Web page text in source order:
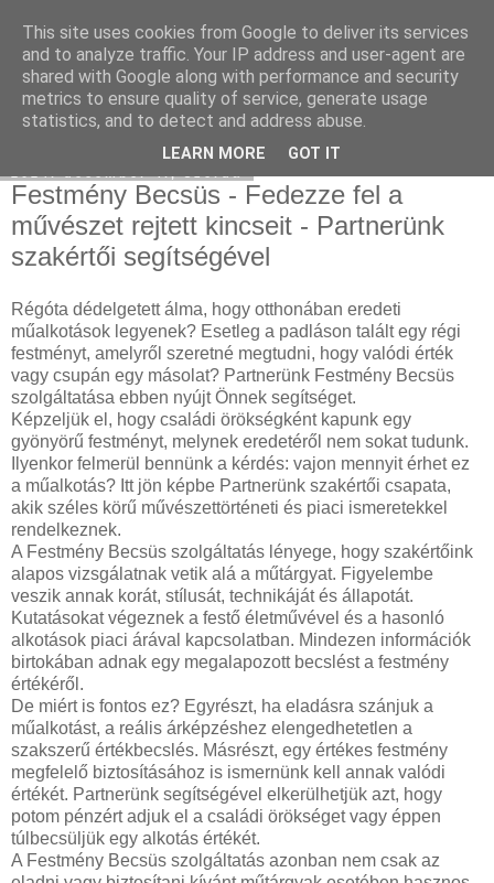
Hulladékgyűjtés
Festmény Becsüs - Fedezze fel a
művészet rejtett kincseit - Partnerünk
szakértői segítségével
Régóta dédelgetett álma, hogy otthonában eredeti
műalkotások legyenek? Esetleg a padláson talált egy régi
festményt, amelyről szeretné megtudni, hogy valódi érték
vagy csupán egy másolat? Partnerünk Festmény Becsüs
szolgáltatása ebben nyújt Önnek segítséget.
Képzeljük el, hogy családi örökségként kapunk egy
gyönyörű festményt, melynek eredetéről nem sokat tudunk.
Ilyenkor felmerül bennünk a kérdés: vajon mennyit érhet ez
a műalkotás? Itt jön képbe Partnerünk szakértői csapata,
akik széles körű művészettörténeti és piaci ismeretekkel
rendelkeznek.
A Festmény Becsüs szolgáltatás lényege, hogy szakértőink
alapos vizsgálatnak vetik alá a műtárgyat. Figyelembe
veszik annak korát, stílusát, technikáját és állapotát.
Kutatásokat végeznek a festő életművével és a hasonló
alkotások piaci árával kapcsolatban. Mindezen információk
birtokában adnak egy megalapozott becslést a festmény
értékéről.
De miért is fontos ez? Egyrészt, ha eladásra szánjuk a
műalkotást, a reális árképzéshez elengedhetetlen a
szakszerű értékbecslés. Másrészt, egy értékes festmény
megfelelő biztosításához is ismernünk kell annak valódi
értékét. Partnerünk segítségével elkerülhetjük azt, hogy
potom pénzért adjuk el a családi örökséget vagy éppen
túlbecsüljük egy alkotás értékét.
A Festmény Becsüs szolgáltatás azonban nem csak az
This site uses cookies from Google to deliver its services
and to analyze traffic. Your IP address and user-agent are
shared with Google along with performance and security
metrics to ensure quality of service, generate usage
statistics, and to detect and address abuse.
LEARN MORE GOT IT